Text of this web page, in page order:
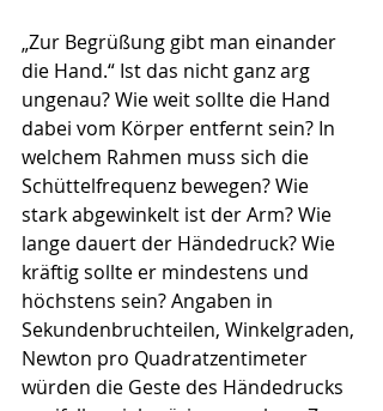
„Zur Begrüßung gibt man einander
die Hand.“ Ist das nicht ganz arg
ungenau? Wie weit sollte die Hand
dabei vom Körper entfernt sein? In
welchem Rahmen muss sich die
Schüttelfrequenz bewegen? Wie
stark abgewinkelt ist der Arm? Wie
lange dauert der Händedruck? Wie
kräftig sollte er mindestens und
höchstens sein? Angaben in
Sekundenbruchteilen, Winkelgraden,
Newton pro Quadratzentimeter
würden die Geste des Händedrucks